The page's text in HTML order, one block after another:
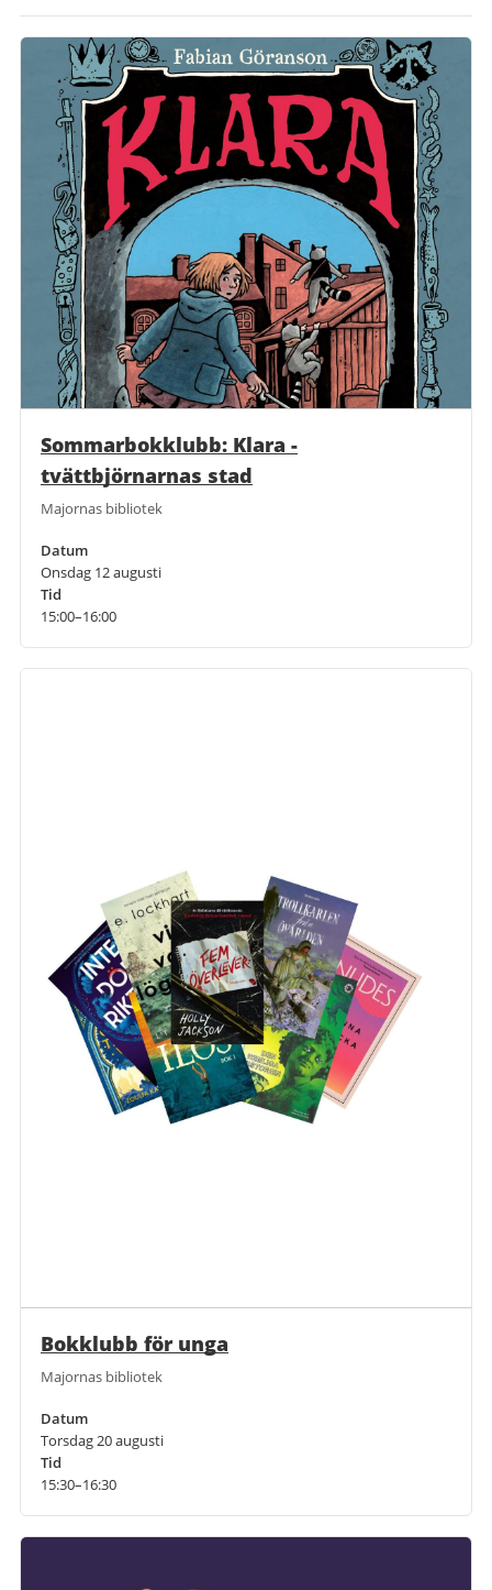
Sommarbokklubb: Klara -
tvättbjörnarnas stad
Majornas bibliotek
Datum
Onsdag 12 augusti
Tid
15:00–16:00
Bokklubb för unga
Majornas bibliotek
Datum
Torsdag 20 augusti
Tid
15:30–16:30